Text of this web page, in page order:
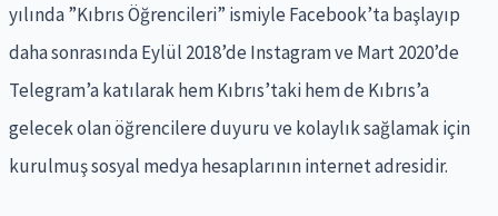
h
f
o
r
:
yılında ”Kıbrıs Öğrencileri” ismiyle Facebook’ta başlayıp
daha sonrasında Eylül 2018’de Instagram ve Mart 2020’de
Telegram’a katılarak hem Kıbrıs’taki hem de Kıbrıs’a
gelecek olan öğrencilere duyuru ve kolaylık sağlamak için
kurulmuş sosyal medya hesaplarının internet adresidir.